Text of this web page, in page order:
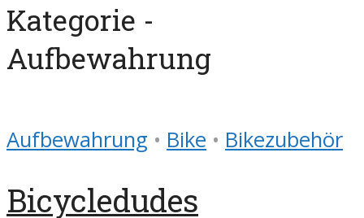
Kategorie -
Aufbewahrung
Aufbewahrung • Bike • Bikezubehör
Bicycledudes